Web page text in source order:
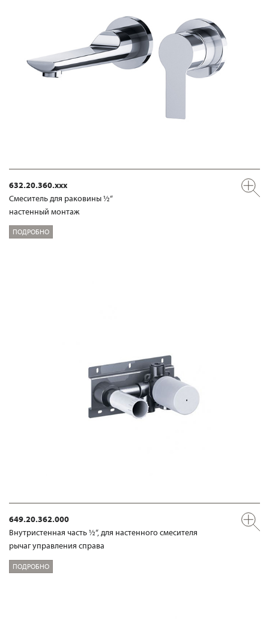
632.20.360.xxx
Смеситель для раковины ½“
настенный монтаж
ПОДРОБНО
649.20.362.000
Внутристенная часть ½“, для настенного смесителя
рычаг управления справа
ПОДРОБНО